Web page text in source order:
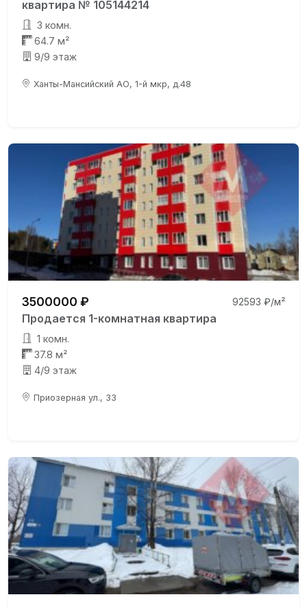
квартира № 105144214
3 комн.
64.7 м²
9/9 этаж
Ханты-Мансийский АО, 1-й мкр, д.48
3500000 ₽ 92593 ₽/м²
Продается 1-комнатная квартира
1 комн.
37.8 м²
4/9 этаж
Приозерная ул., 33